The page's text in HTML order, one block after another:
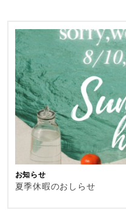
お知らせ
夏季休暇のおしらせ